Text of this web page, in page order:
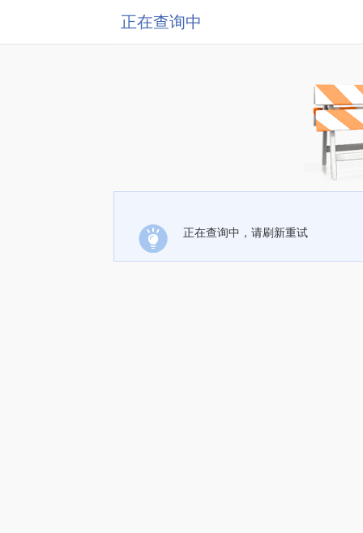
正在查询中
正在查询中，请刷新重试